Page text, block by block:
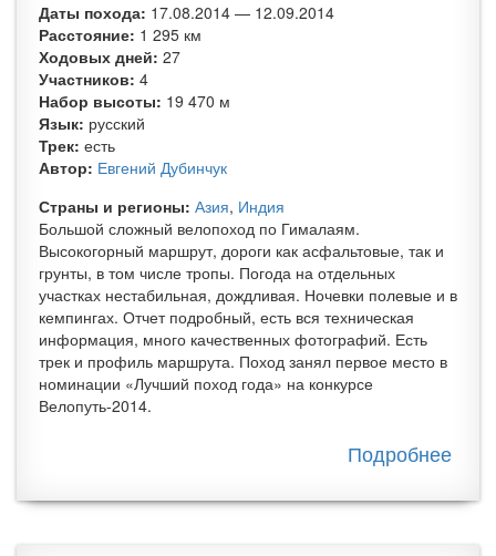
Даты похода: 17.08.2014 — 12.09.2014
Расстояние: 1 295 км
Ходовых дней: 27
Участников: 4
Набор высоты: 19 470 м
Язык: русский
Трек: есть
Автор: Евгений Дубинчук
Страны и регионы: Азия, Индия
Большой сложный велопоход по Гималаям.
Высокогорный маршрут, дороги как асфальтовые, так и
грунты, в том числе тропы. Погода на отдельных
участках нестабильная, дождливая. Ночевки полевые и в
кемпингах. Отчет подробный, есть вся техническая
информация, много качественных фотографий. Есть
трек и профиль маршрута. Поход занял первое место в
номинации «Лучший поход года» на конкурсе
Велопуть-2014.
Подробнее
по